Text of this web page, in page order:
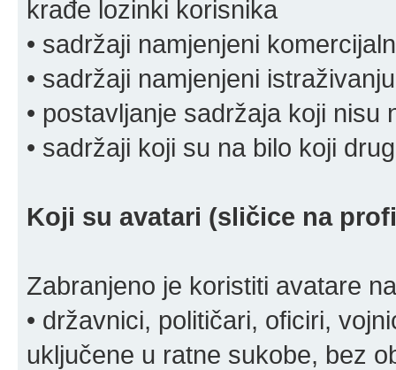
krađe lozinki korisnika
• sadržaji namjenjeni
• sadržaji namjenjeni
• postavljanje sadržaja koji
• sadržaji koji su na bilo koji
Koji su avatari (sličice na
Zabranjeno je koristiti avatare
• državnici, političari, oficiri,
uključene u ratne sukobe, bez